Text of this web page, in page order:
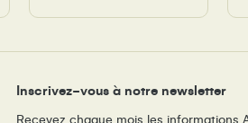
Inscrivez-vous à notre newsletter
Recevez chaque mois les informations